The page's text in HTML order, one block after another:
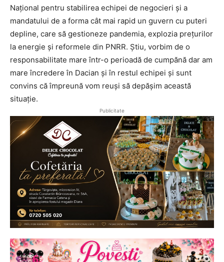
Național pentru stabilirea echipei de negocieri și a
mandatului de a forma cât mai rapid un guvern cu puteri
depline, care să gestioneze pandemia, explozia prețurilor
la energie și reformele din PNRR. Știu, vorbim de o
responsabilitate mare într-o perioadă de cumpănă dar am
mare încredere în Dacian și în restul echipei și sunt
convins că împreună vom reuși să depășim această
situație.
Publicitate